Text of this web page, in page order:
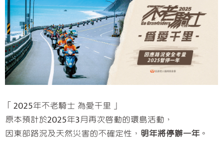
「2025年不老騎士 為愛千里」
原本預計於2025年3月再次啟動的環島活動，
因東部路況及天然災害的不確定性， 明年將停辦一年 。